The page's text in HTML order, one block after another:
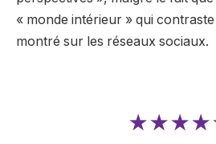
« monde intérieur » qui
montré sur les réseaux sociaux.